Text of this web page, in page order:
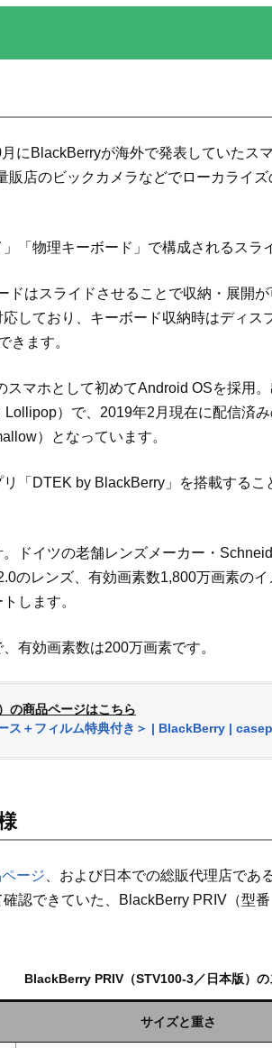
にBlackBerryが海外で発表していたス
販店のビックカメラなどでローカライ
「物理キーボード」で構成されるスラ
ドはスライドさせることで収納・展開
しており、キーボード収納時はディス
きます。
スマホとして初めてAndroid OSを採用
）で、2019年2月現在に配信済
）となっています。
「DTEK by BlackBerry」を搭載する
ドイツの老舗レンズメーカー・
のレンズ、有効画素数1,800万画素の
します。
有効画素数は200万画素です。
商品ページはこちら
ス＋フィルム特典付き＞ | BlackBerry |
ージ 、および日本での総販代理店であ
確認できていた、BlackBerry PRIV（型
BlackBerry PRIV（STV100-3／日本版）の
サイズと重さ